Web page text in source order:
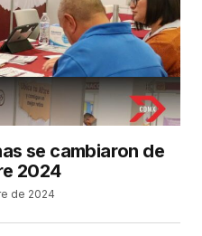
se cambiaron de
2024
de 2024